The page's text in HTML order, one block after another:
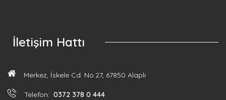
İletişim Hattı
Merkez, İskele Cd. No:27, 67850 Alaplı
Telefon: 0372 378 0 444